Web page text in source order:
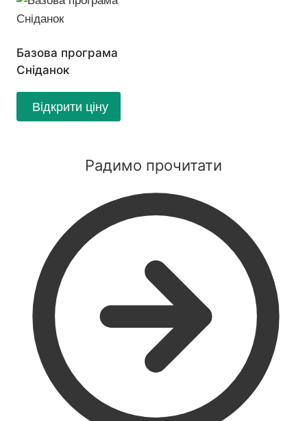
Базова програма
Сніданок
Відкрити ціну
Радимо прочитати